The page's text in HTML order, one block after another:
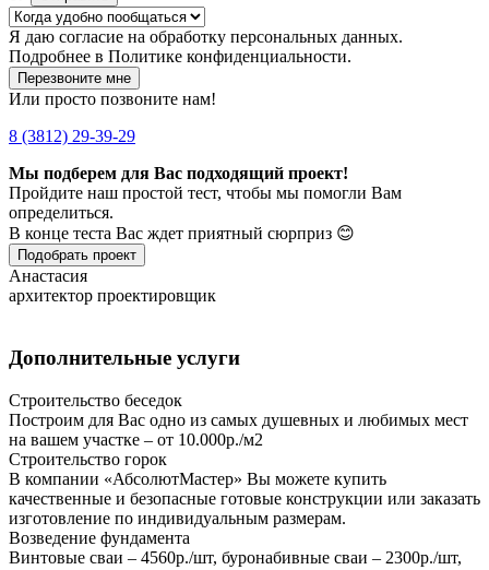
Я даю согласие на обработку персональных данных.
Подробнее в Политике конфиденциальности.
Перезвоните мне
Или просто позвоните нам!
8 (3812) 29-39-29
Мы подберем для Вас подходящий проект!
Пройдите наш простой тест, чтобы мы помогли Вам
определиться.
В конце теста Вас ждет приятный сюрприз 😊
Подобрать проект
Анастасия
архитектор проектировщик
Дополнительные услуги
Строительство беседок
Построим для Вас одно из самых душевных и любимых мест
на вашем участке – от 10.000р./м2
Строительство горок
В компании «АбсолютМастер» Вы можете купить
качественные и безопасные готовые конструкции или заказать
изготовление по индивидуальным размерам.
Возведение фундамента
Винтовые сваи – 4560р./шт, буронабивные сваи – 2300р./шт,